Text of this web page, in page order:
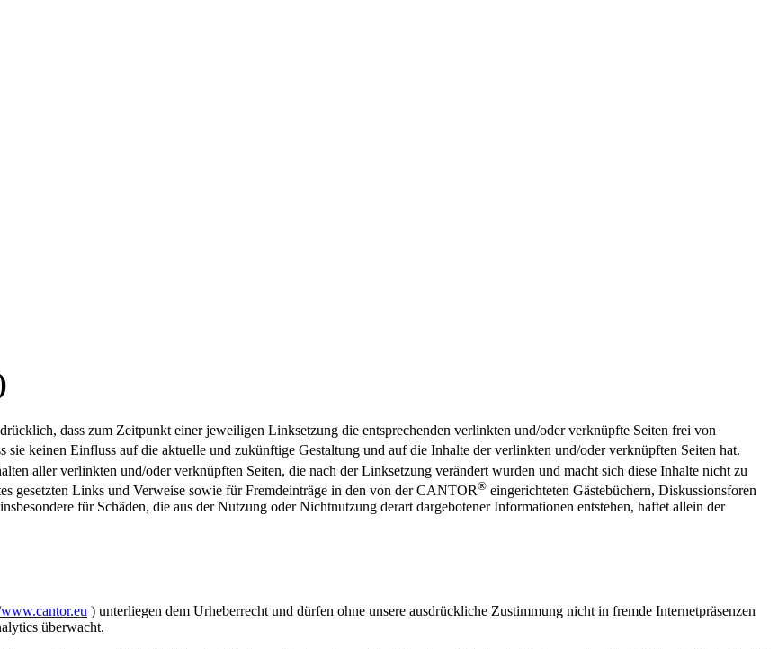
dass zum Zeitpunkt einer jeweiligen Linksetzung die entsprechenden verlinkten und/oder verknüpfte Seiten frei von
sie keinen Einfluss auf die aktuelle und zukünftige Gestaltung und auf die Inhalte der verlinkten und/oder verknüpften Seiten hat.
aller verlinkten und/oder verknüpften Seiten, die nach der Linksetzung verändert wurden und macht sich diese Inhalte nicht zu
gesetzten Links und Verweise sowie für Fremdeinträge in den von der CANTOR® eingerichteten Gästebüchern, Diskussionsforen
für Schäden, die aus der Nutzung oder Nichtnutzung derart dargebotener Informationen entstehen, haftet allein der
) unterliegen dem Urheberrecht und dürfen ohne unsere ausdrückliche Zustimmung nicht in fremde Internetpräsenzen
überwacht.